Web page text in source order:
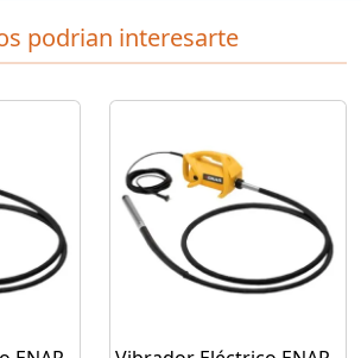
podrian interesarte